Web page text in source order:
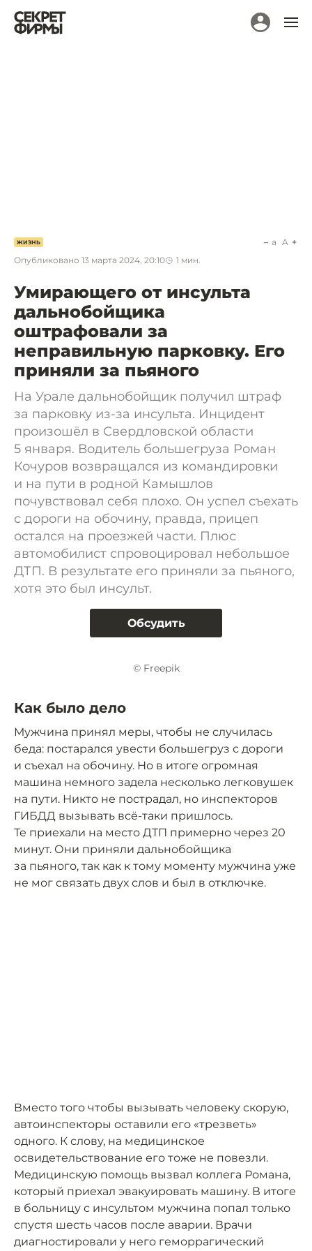
ЖИЗНЬ
Опубликовано 13 марта 2024, 20:10 1 мин.
a A
Умирающего от инсульта
дальнобойщика
оштрафовали за
неправильную парковку. Его
приняли за пьяного
На Урале дальнобойщик получил штраф
за парковку из-за инсульта. Инцидент
произошёл в Свердловской области
5 января. Водитель большегруза Роман
Кочуров возвращался из командировки
и на пути в родной Камышлов
почувствовал себя плохо. Он успел съехать
с дороги на обочину, правда, прицеп
остался на проезжей части. Плюс
автомобилист спровоцировал небольшое
ДТП. В результате его приняли за пьяного,
хотя это был инсульт.
Обсудить
© Freepik
Как было дело
Мужчина принял меры, чтобы не случилась
беда: постарался увести большегруз с дороги
и съехал на обочину. Но в итоге огромная
машина немного задела несколько легковушек
на пути. Никто не пострадал, но инспекторов
ГИБДД вызывать всё-таки пришлось.
Те приехали на место ДТП примерно через 20
минут. Они приняли дальнобойщика
за пьяного, так как к тому моменту мужчина уже
не мог связать двух слов и был в отключке.
Вместо того чтобы вызывать человеку скорую,
автоинспекторы оставили его «трезветь»
одного. К слову, на медицинское
освидетельствование его тоже не повезли.
Медицинскую помощь вызвал коллега Романа,
который приехал эвакуировать машину. В итоге
в больницу с инсультом мужчина попал только
спустя шесть часов после аварии. Врачи
диагностировали у него геморрагический